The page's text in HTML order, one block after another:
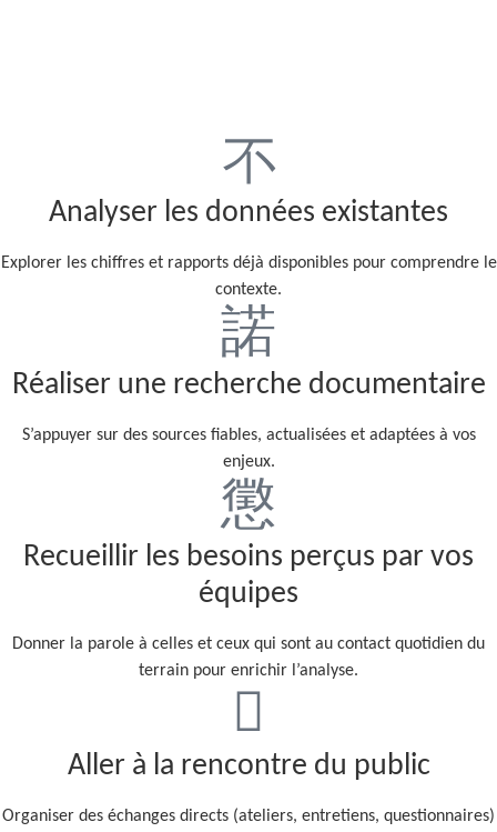
Analyser les données existantes
Explorer les chiffres et rapports déjà disponibles pour comprendre le
contexte.
Réaliser une recherche documentaire
S’appuyer sur des sources fiables, actualisées et adaptées à vos
enjeux.
Recueillir les besoins perçus par vos
équipes
Donner la parole à celles et ceux qui sont au contact quotidien du
terrain pour enrichir l’analyse.
Aller à la rencontre du public
Organiser des échanges directs (ateliers, entretiens, questionnaires)